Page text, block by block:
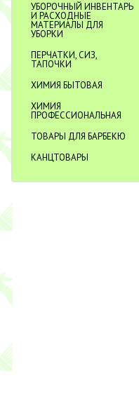
УБОРОЧНЫЙ ИНВЕНТАРЬ
И РАСХОДНЫЕ
МАТЕРИАЛЫ ДЛЯ
УБОРКИ
ПЕРЧАТКИ, СИЗ,
ТАПОЧКИ
ХИМИЯ БЫТОВАЯ
ХИМИЯ
ПРОФЕССИОНАЛЬНАЯ
ТОВАРЫ ДЛЯ БАРБЕКЮ
КАНЦТОВАРЫ